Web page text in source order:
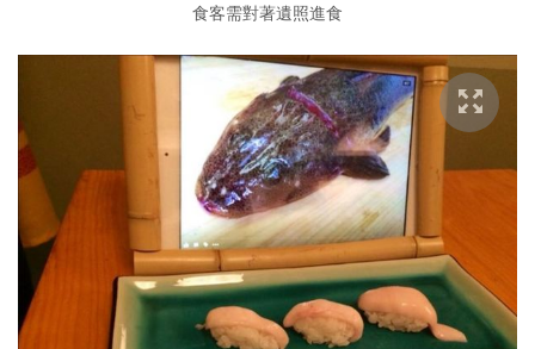
食客需對著遺照進食